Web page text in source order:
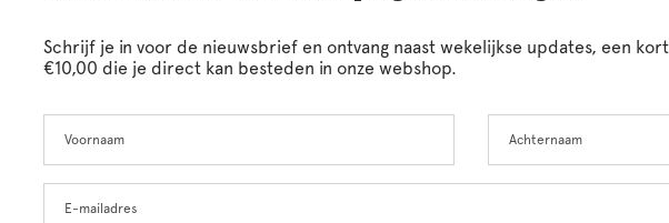
Schrijf je in voor de nieuwsbrief en ontvang naast wekelijkse updates, een
€10,00 die je direct kan besteden in onze webshop.
this
field
blank